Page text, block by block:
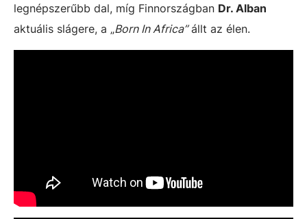
legnépszerűbb dal, míg Finnországban Dr. Alban
aktuális slágere, a „Born In Africa”állt az élen.